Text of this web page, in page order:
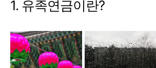
1. 유족연금이란?